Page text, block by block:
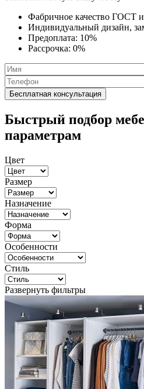
Фабричное качество ГОСТ и
Индивидуальный дизайн,
Предоплата: 10%
Рассрочка: 0%
Быстрый подбор
параметрам
Цвет
Размер
Назначение
Форма
Особенности
Стиль
Развернуть фильтры